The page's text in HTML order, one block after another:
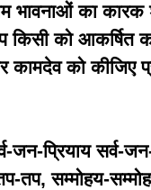
भावनाओं का कारक
को आकर्षित
कामदेव को कीजिए
जन-प्रियाय सर्व-
तप, सम्मोहय-